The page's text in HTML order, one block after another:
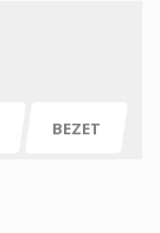
BEZET